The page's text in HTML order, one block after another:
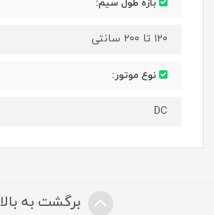
بازه طول سیم:
۱۲۰ تا ۲۰۰ سانتی
نوع موتور:
DC
برگشت به بالا